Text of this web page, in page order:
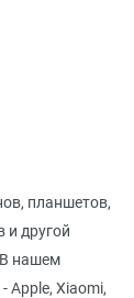
планшетов,
и другой
нашем
Apple, Xiaomi,